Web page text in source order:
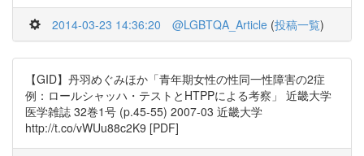
2014-03-23 14:36:20 @LGBTQA_Article (投稿一覧)
【GID】丹羽めぐみほか「青年期女性の性同一性障害の2症
例：ロールシャッハ・テストとHTPPによる考察」 近畿大学
医学雑誌 32巻1号 (p.45-55) 2007-03 近畿大学
http://t.co/vWUu88c2K9 [PDF]